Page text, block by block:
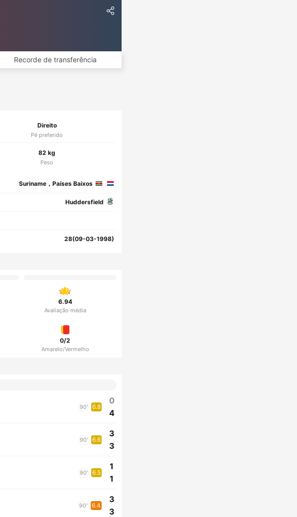
Recorde de transferência
Direito
Pé preferido
82 kg
Peso
Suriname，Países Baixos
Huddersfield
28(09-03-1998)
6.94
Avaliação média
0/2
Amarelo/Vermelho
90' 6.8
0
4
90' 6.6
3
3
90' 6.5
1
1
90' 6.4
3
3